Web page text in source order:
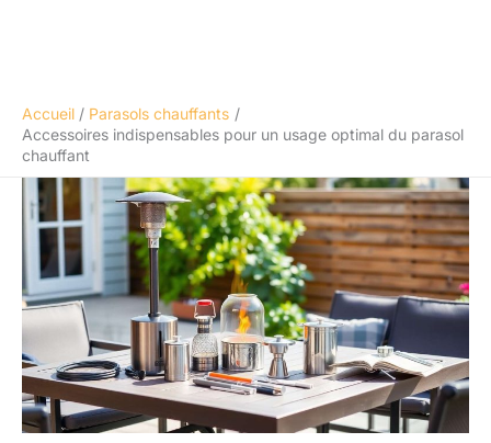
Accueil
Parasols chauffants
Accessoires indispensables pour un usage optimal du parasol
chauffant